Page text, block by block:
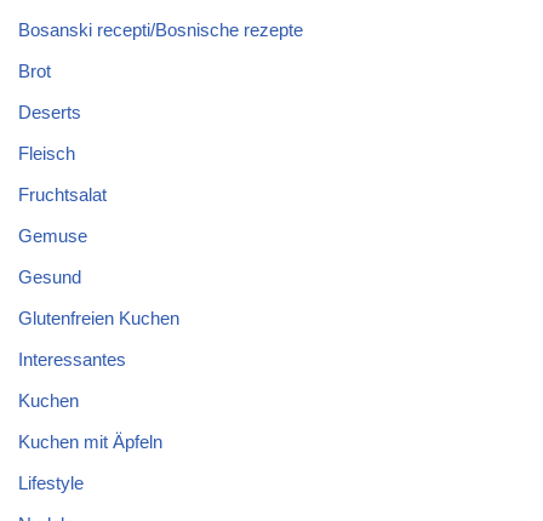
Bosanski recepti/Bosnische rezepte
Brot
Deserts
Fleisch
Fruchtsalat
Gemuse
Gesund
Glutenfreien Kuchen
Interessantes
Kuchen
Kuchen mit Äpfeln
Lifestyle